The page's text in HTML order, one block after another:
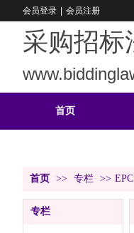
采购招标
会员登录 会员注册
首页
首页 >> 专栏 >> EPC
专栏